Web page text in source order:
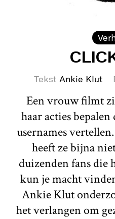
Tekst Ankie Klut
Een vrouw filmt
haar acties
usernames
heeft ze bijna
duizenden fans die
kun je macht
Ankie Klut
het verlangen om